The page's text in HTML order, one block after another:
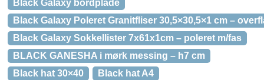
Black Galaxy bordplade
Black Galaxy Poleret Granitfliser 30,5×30,5×1 cm –
Black Galaxy Sokkellister 7x61x1cm – poleret m/fas
BLACK GANESHA i mørk messing – h7 cm
Black hat 30×40
Black hat A4